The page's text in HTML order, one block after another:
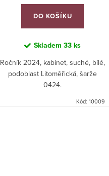
DO KOŠÍKU
Skladem 33 ks
Ročník 2024, kabinet, suché, bílé,
podoblast Litoměřická, šarže
0424.
Kód: 10009